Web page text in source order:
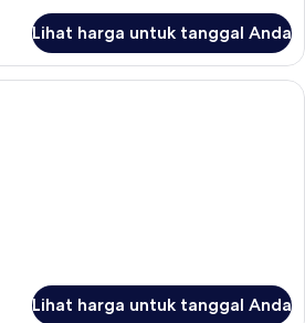
Lihat harga untuk tanggal Anda
Kamar Single | Seprai premium,
Lihat harga untuk tanggal Anda